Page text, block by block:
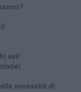
sei!
necessità di